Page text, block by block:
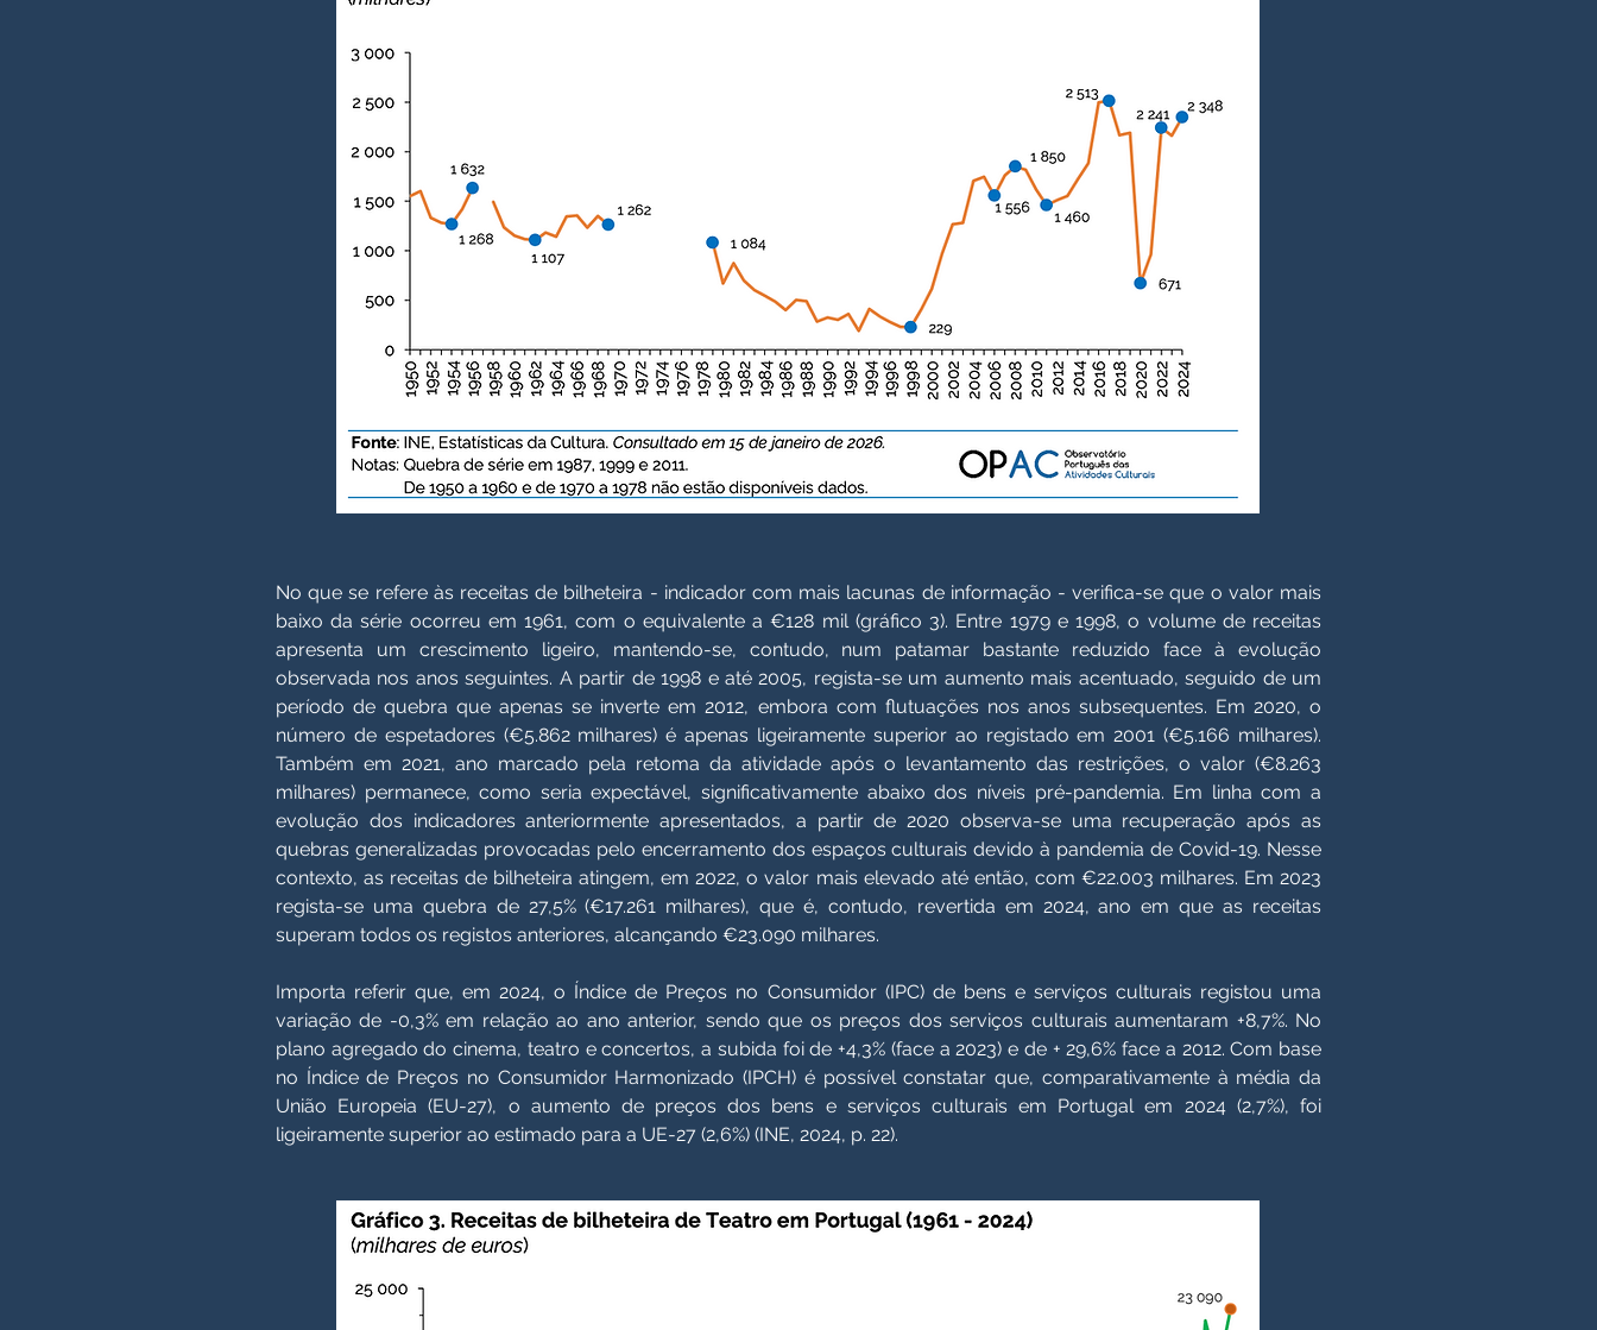
No que se refere às receitas de bilheteira - indicador com mais lacunas de informação - verifica-se que o valor mais
baixo da série ocorreu em 1961, com o equivalente a €128 mil (gráfico 3). Entre 1979 e 1998, o volume de receitas
apresenta um crescimento ligeiro, mantendo-se, contudo, num patamar bastante reduzido face à evolução
observada nos anos seguintes. A partir de 1998 e até 2005, regista-se um aumento mais acentuado, seguido de um
período de quebra que apenas se inverte em 2012, embora com flutuações nos anos subsequentes. Em 2020, o
número de espetadores (€5.862 milhares) é apenas ligeiramente superior ao registado em 2001 (€5.166 milhares).
Também em 2021, ano marcado pela retoma da atividade após o levantamento das restrições, o valor (€8.263
milhares) permanece, como seria expectável, significativamente abaixo dos níveis pré-pandemia. Em linha com a
evolução dos indicadores anteriormente apresentados, a partir de 2020 observa-se uma recuperação após as
quebras generalizadas provocadas pelo encerramento dos espaços culturais devido à pandemia de Covid-19. Nesse
contexto, as receitas de bilheteira atingem, em 2022, o valor mais elevado até então, com €22.003 milhares. Em 2023
regista-se uma quebra de 27,5% (€17.261 milhares), que é, contudo, revertida em 2024, ano em que as receitas
superam todos os registos anteriores, alcançando €23.090 milhares.
Importa referir que, em 2024, o Índice de Preços no Consumidor (IPC) de bens e serviços culturais registou uma
variação de -0,3% em relação ao ano anterior, sendo que os preços dos serviços culturais aumentaram +8,7%. No
plano agregado do cinema, teatro e concertos, a subida foi de +4,3% (face a 2023) e de + 29,6% face a 2012. Com base
no Índice de Preços no Consumidor Harmonizado (IPCH) é possível constatar que, comparativamente à média da
União Europeia (EU-27), o aumento de preços dos bens e serviços culturais em Portugal em 2024 (2,7%), foi
ligeiramente superior ao estimado para a UE-27 (2,6%) (INE, 2024, p. 22).